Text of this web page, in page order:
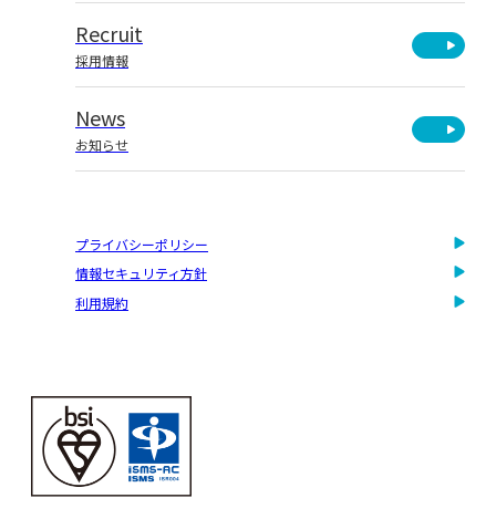
Recruit
採用情報
News
お知らせ
プライバシーポリシー
情報セキュリティ方針
利用規約